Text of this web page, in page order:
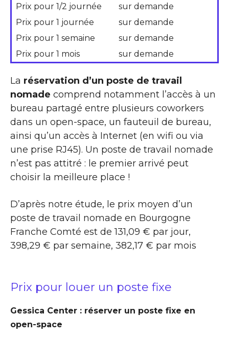
Prix pour 1/2 journée
sur demande
Prix pour 1 journée
sur demande
Prix pour 1 semaine
sur demande
Prix pour 1 mois
sur demande
La réservation d’un poste de travail
nomade comprend notamment l’accès à un
bureau partagé entre plusieurs coworkers
dans un open-space, un fauteuil de bureau,
ainsi qu’un accès à Internet (en wifi ou via
une prise RJ45). Un poste de travail nomade
n’est pas attitré : le premier arrivé peut
choisir la meilleure place !
D’après notre étude, le prix moyen d’un
poste de travail nomade en Bourgogne
Franche Comté est de 131,09 € par jour,
398,29 € par semaine, 382,17 € par mois
Prix pour louer un poste fixe
Gessica Center : réserver un poste fixe en
open-space